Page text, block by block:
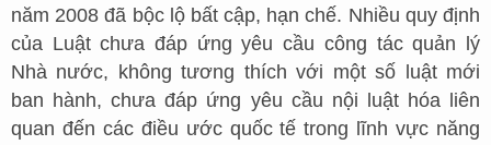
năm 2008 đã bộc lộ bất cập, hạn chế. Nhiều quy định
của Luật chưa đáp ứng yêu cầu công tác quản lý
Nhà nước, không tương thích với một số luật mới
ban hành, chưa đáp ứng yêu cầu nội luật hóa liên
quan đến các điều ước quốc tế trong lĩnh vực năng